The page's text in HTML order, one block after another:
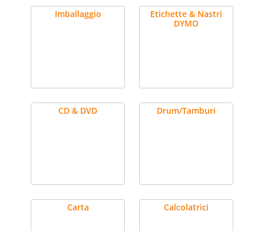
Imballaggio
Etichette & Nastri
DYMO
CD & DVD Drum/Tamburi
Carta Calcolatrici